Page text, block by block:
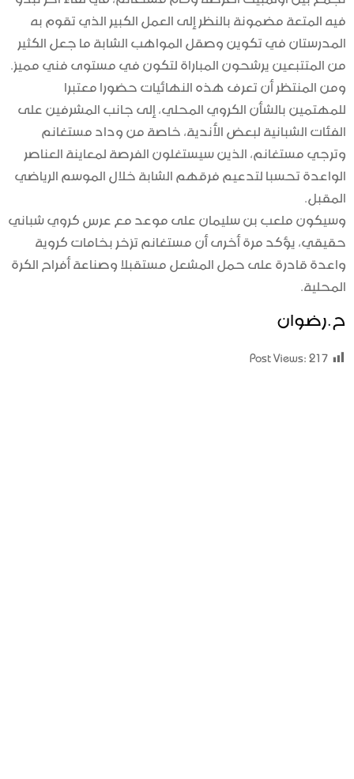
فيه المتعة مضمونة بالنظر إلى العمل الكبير الذي تقوم به
المدرستان في تكوين وصقل المواهب الشابة ما جعل الكثير
من المتتبعين يرشحون المباراة لتكون في مستوى فني مميز.
ومن المنتظر أن تعرف هذه النهائيات حضورا معتبرا
للمهتمين بالشأن الكروي المحلي، إلى جانب المشرفين على
الفئات الشبانية لبعض الأندية، خاصة من وداد مستغانم
وترجي مستغانم، الذين سيستغلون الفرصة لمعاينة العناصر
الواعدة تحسبا لتدعيم فرقهم الشابة خلال الموسم الرياضي
المقبل.
وسيكون ملعب بن سليمان على موعد مع عرس كروي شباني
حقيقي، يؤكد مرة أخرى أن مستغانم تزخر بخامات كروية
واعدة قادرة على حمل المشعل مستقبلا وصناعة أفراح الكرة
المحلية.
ح.رضوان
Post Views:217